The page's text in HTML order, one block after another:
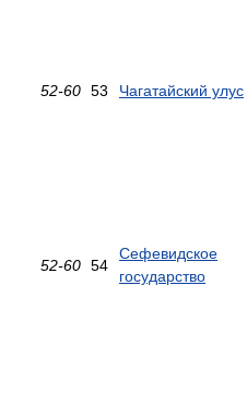
52-60 53 Чагатайский улус
52-60 54
Сефевидское
государство